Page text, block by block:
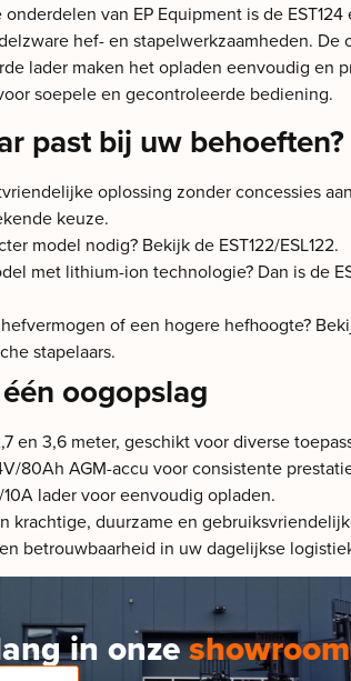
van EP Equipment is de
hef- en stapelwerkzaamheden. De
lader maken het opladen eenvoudig en
soepele en gecontroleerde bediening.
past bij uw behoeften?
oplossing zonder concessies
keuze.
model nodig? Bekijk de EST122/ESL122.
met lithium-ion technologie? Dan is de
of een hogere hefhoogte?
stapelaars.
oogopslag
en 3,6 meter, geschikt voor diverse
80Ah AGM-accu voor consistente
lader voor eenvoudig opladen.
krachtige, duurzame en
betrouwbaarheid in uw dagelijkse
in onzeshowroom